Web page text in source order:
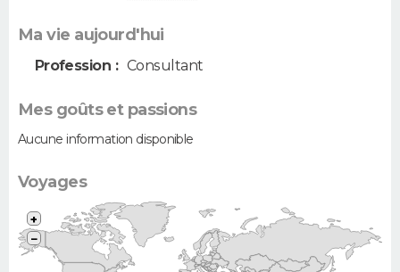
Ma vie aujourd'hui
Profession : Consultant
Mes goûts et passions
Aucune information disponible
Voyages
+
−